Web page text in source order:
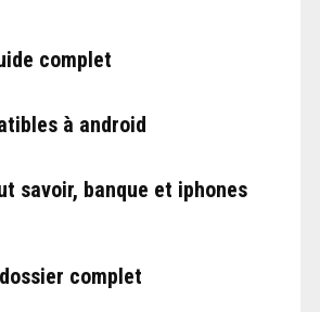
complet
à android
savoir, banque et iphones
complet